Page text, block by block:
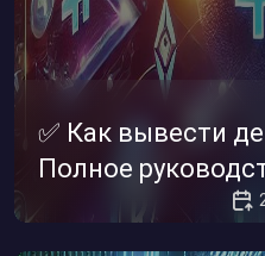
✅ Как вывести
Полное